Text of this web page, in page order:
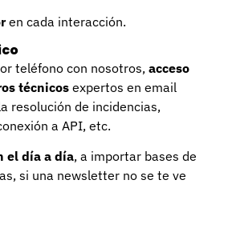
en cada interacción.
teléfono con nosotros, acceso
técnicos expertos en email
resolución de incidencias,
a API, etc.
el día a día, a importar bases de
si una newsletter no se te ve